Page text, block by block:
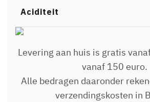
Aciditeit
Levering aan huis is gratis
vanaf 150 euro.
Alle bedragen daaronder
verzendingskosten in